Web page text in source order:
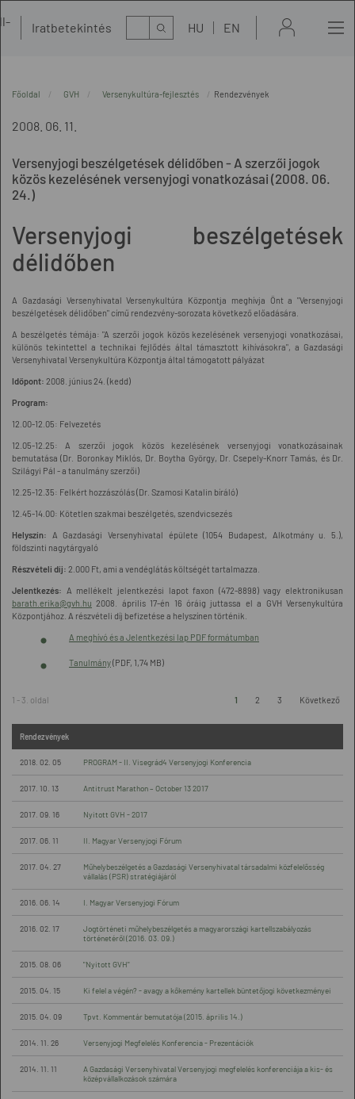
Iratbetekintés Kereső HU EN
Főoldal GVH Versenykultúra-fejlesztés Rendezvények
2008. 06. 11.
Versenyjogi beszélgetések délidőben - A szerzői jogok
közös kezelésének versenyjogi vonatkozásai (2008. 06.
24.)
Versenyjogi beszélgetések
délidőben
A Gazdasági Versenyhivatal Versenykultúra Központja meghívja Önt a "Versenyjogi
beszélgetések délidőben" című rendezvény-sorozata következő előadására.
A beszélgetés témája: "A szerzői jogok közös kezelésének versenyjogi vonatkozásai,
különös tekintettel a technikai fejlődés által támasztott kihívásokra", a Gazdasági
Versenyhivatal Versenykultúra Központja által támogatott pályázat
Időpont: 2008. június 24. (kedd)
Program:
12.00-12.05: Felvezetés
12.05-12.25: A szerzői jogok közös kezelésének versenyjogi vonatkozásainak
bemutatása (Dr. Boronkay Miklós, Dr. Boytha György, Dr. Csepely-Knorr Tamás, és Dr.
Szilágyi Pál - a tanulmány szerzői)
12.25-12.35: Felkért hozzászólás (Dr. Szamosi Katalin bíráló)
12.45-14.00: Kötetlen szakmai beszélgetés, szendvicsezés
Helyszín: A Gazdasági Versenyhivatal épülete (1054 Budapest, Alkotmány u. 5.),
földszinti nagytárgyaló
Részvételi díj: 2.000 Ft, ami a vendéglátás költségét tartalmazza.
Jelentkezés: A mellékelt jelentkezési lapot faxon (472-8898) vagy elektronikusan
barath.erika@gvh.hu 2008. április 17-én 16 óráig juttassa el a GVH Versenykultúra
Központjához. A részvételi díj befizetése a helyszínen történik.
A meghívó és a Jelentkezési lap PDF formátumban
Tanulmány(PDF, 1,74 MB)
1 - 3. oldal 1 2 3 Következő
Rendezvények
2018. 02. 05 PROGRAM - II. Visegrád4 Versenyjogi Konferencia
2017. 10. 13 Antitrust Marathon – October 13 2017
2017. 09. 16 Nyitott GVH - 2017
2017. 06. 11 II. Magyar Versenyjogi Fórum
2017. 04. 27
Műhelybeszélgetés a Gazdasági Versenyhivatal társadalmi közfelelősség
vállalás (PSR) stratégiájáról
2016. 06. 14 I. Magyar Versenyjogi Fórum
2016. 02. 17
Jogtörténeti műhelybeszélgetés a magyarországi kartellszabályozás
történetéről (2016. 03. 09.)
2015. 08. 06 "Nyitott GVH"
2015. 04. 15 Ki felel a végén? - avagy a kőkemény kartellek büntetőjogi következményei
2015. 04. 09 Tpvt. Kommentár bemutatója (2015. április 14.)
2014. 11. 26 Versenyjogi Megfelelés Konferencia - Prezentációk
2014. 11. 11
A Gazdasági Versenyhivatal Versenyjogi megfelelés konferenciája a kis- és
középvállalkozások számára